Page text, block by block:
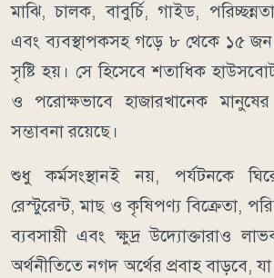
মাঝি, চালক, বাবুর্চি, গাইড,
এবং ব্যবস্থাপকসহ গড়ে ৮ থেকে ১৫ জন
সৃষ্টি হয়। সে হিসেবে শতাধিক
ও পরোক্ষভাবে হাজারখানেক মানুষের
সম্ভাবনা রয়েছে।
শুধু কর্মসংস্থানই নয়, পর্যটনকে
রেস্টুরেন্ট, মাছ ও কৃষিপণ্য বিক্রেতা,
ব্যবসায়ী এবং ক্ষুদ্র উদ্যোক্তারাও
অর্থনীতিতে নগদ অর্থের প্রবাহ বাড়বে, যা